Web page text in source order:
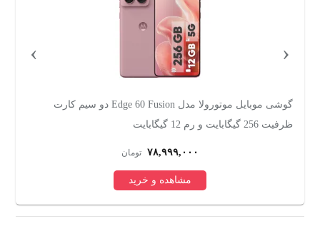
گوشی موبایل موتورولا مدل Edge 60 Fusion دو سیم کارت
ظرفیت 256 گیگابایت و رم 12 گیگابایت
۷۸,۹۹۹,۰۰۰ تومان
مشاهده و خرید
‹
›